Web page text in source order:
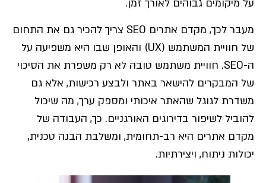
על מיקומים גבוהים לאורך זמן.
מעבר לכך, מקדם אתרים SEO צריך להכיר גם את התחום
של חוויית המשתמש (UX) והאופן שבו היא משפיעה על
ה-SEO. חוויית משתמש טובה לא רק משפרת את הסיכוי
של המבקרים להישאר באתר ולבצע רכישות, אלא גם
משדרת לגוגל שהאתר איכותי ומספק ערך, מה שיכול
להוביל לשיפור בדירוגים האורגניים. כך, העבודה של
מקדם אתרים היא רב-תחומית, ומשלבת הבנה טכנית,
יכולות ניתוח, ויצירתיות.